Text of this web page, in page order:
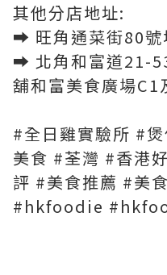
其他分店地址:
➡️ 旺角通菜街80號
➡️ 北角和富道21-
舖和富美食廣場C1
#全日雞實驗所 #
美食 #荃灣 #香港
評 #美食推薦 #美
#hkfoodie